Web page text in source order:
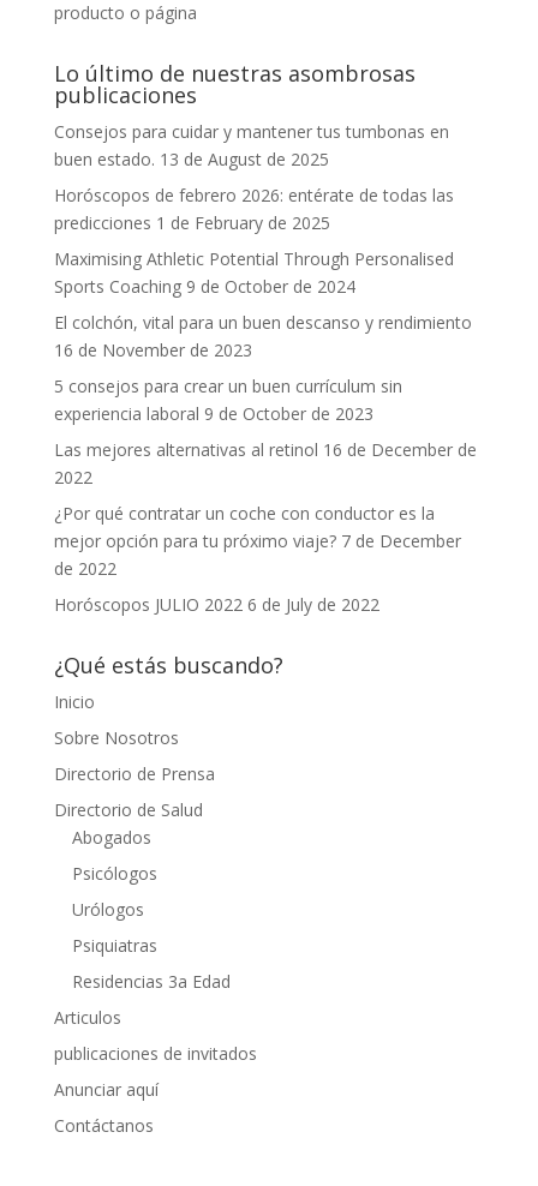
producto o página
Lo último de nuestras asombrosas
publicaciones
Consejos para cuidar y mantener tus tumbonas en
buen estado. 13 de August de 2025
Horóscopos de febrero 2026: entérate de todas las
predicciones 1 de February de 2025
Maximising Athletic Potential Through Personalised
Sports Coaching 9 de October de 2024
El colchón, vital para un buen descanso y rendimiento
16 de November de 2023
5 consejos para crear un buen currículum sin
experiencia laboral 9 de October de 2023
Las mejores alternativas al retinol 16 de December de
2022
¿Por qué contratar un coche con conductor es la
mejor opción para tu próximo viaje? 7 de December
de 2022
Horóscopos JULIO 2022 6 de July de 2022
¿Qué estás buscando?
Inicio
Sobre Nosotros
Directorio de Prensa
Directorio de Salud
Abogados
Psicólogos
Urólogos
Psiquiatras
Residencias 3a Edad
Articulos
publicaciones de invitados
Anunciar aquí
Contáctanos